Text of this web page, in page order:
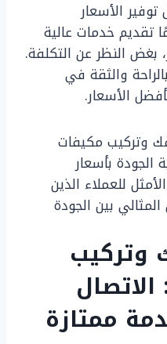
الأسعار
خدمات عالية
بغض النظر عن التكلفة.
والثقة في
الأسعار.
وتركيب مكيفات
الجودة بأسعار
للعملاء الذين
بين الجودة
وتركيب
ممتازة